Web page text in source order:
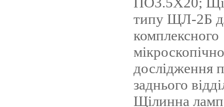
типу ЩЛ-2Б
комплексного
дослідження
заднього
Щілинна